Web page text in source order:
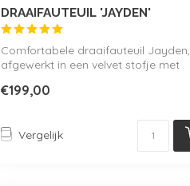
DRAAIFAUTEUIL 'JAYDEN'
Comfortabele draaifauteuil Jayden,
afgewerkt in een velvet stofje met
€199,00
Vergelijk